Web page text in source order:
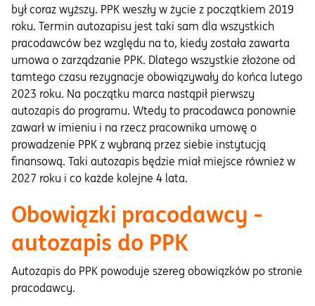
był coraz wyższy. PPK weszły w życie z początkiem 2019
roku. Termin autozapisu jest taki sam dla wszystkich
pracodawców bez względu na to, kiedy została zawarta
umowa o zarządzanie PPK. Dlatego wszystkie złożone od
tamtego czasu rezygnacje obowiązywały do końca lutego
2023 roku. Na początku marca nastąpił pierwszy
autozapis do programu. Wtedy to pracodawca ponownie
zawarł w imieniu i na rzecz pracownika umowę o
prowadzenie PPK z wybraną przez siebie instytucją
finansową. Taki autozapis będzie miał miejsce również w
2027 roku i co każde kolejne 4 lata.
Obowiązki pracodawcy -
autozapis do PPK
Autozapis do PPK powoduje szereg obowiązków po stronie
pracodawcy.